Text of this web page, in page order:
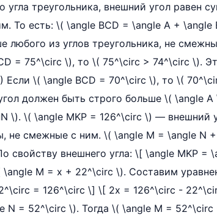
треугольника, внешний угол равен
То есть: \( \angle BCD = \angle A + \angle
любого из углов треугольника, не
= 75^\circ \), то \( 75^\circ > 74^\circ \).
Если \( \angle BCD = 70^\circ \), то \(
должен быть строго больше \( \angle A
\). \( \angle MKP = 126^\circ \) — внешний
не смежные с ним. \( \angle M = \angle N
свойству внешнего угла: \[ \angle MKP =
M = x + 22^\circ \). Составим
= 126^\circ \] \[ 2x = 126^\circ -
N = 52^\circ \). Тогда \( \angle M =